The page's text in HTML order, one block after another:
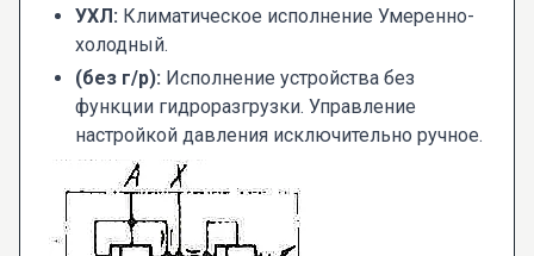
УХЛ: Климатическое исполнение Умеренно-
холодный.
(без г/р): Исполнение устройства без
функции гидроразгрузки. Управление
настройкой давления исключительно ручное.